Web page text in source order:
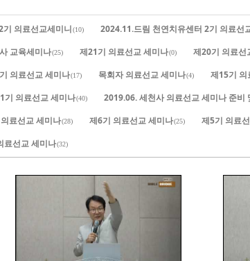
기 의료선교세미니(10) 2024.11.드림 천연치유센터 2기 의료선
교육세미나(25) 제21기 의료선교 세미나(0) 제20기 의료선
의료선교 세미나(17) 목회자 의료선교 세미나(4) 제15기 의
기 의료선교 세미나(40) 2019.06. 세천사 의료선교 세미나 준비
료선교 세미나(28) 제6기 의료선교 세미나(25) 제5기 의료
료선교 세미나(32)